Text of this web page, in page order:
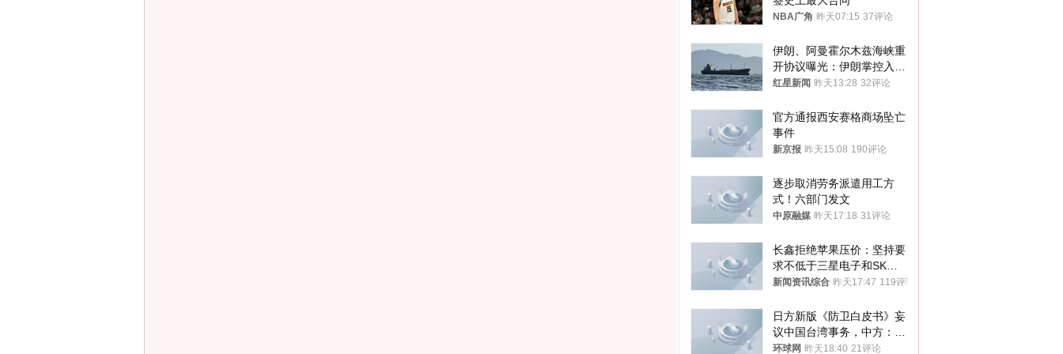
NBA广角 昨天07:15 37评论
伊朗、阿曼霍尔木兹海峡重
开协议曝光：伊朗掌控入湾
航道，与阿曼平分“服务费”
红星新闻 昨天13:28 32评论
官方通报西安赛格商场坠亡
事件
新京报 昨天15:08 190评论
逐步取消劳务派遣用工方
式！六部门发文
中原融媒 昨天17:18 31评论
长鑫拒绝苹果压价：坚持要
求不低于三星电子和SK海
力士
新闻资讯综合 昨天17:47 119评论
日方新版《防卫白皮书》妄
议中国台湾事务，中方：强
烈不满、坚决反对，已向日
环球网 昨天18:40 21评论